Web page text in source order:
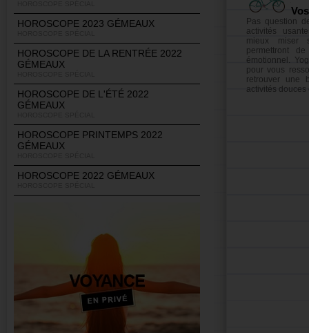
HOROSCOPE 2023 GÉMEAUX
HOROSCOPE DE LA RENTRÉE 2022
GÉMEAUX
HOROSCOPE DE L'ÉTÉ 2022
GÉMEAUX
HOROSCOPE PRINTEMPS 2022
GÉMEAUX
HOROSCOPE 2022 GÉMEAUX
Pas question
activités
mieux miser
permettront
émotionnel.
pour vous
retrouver une
activités douces